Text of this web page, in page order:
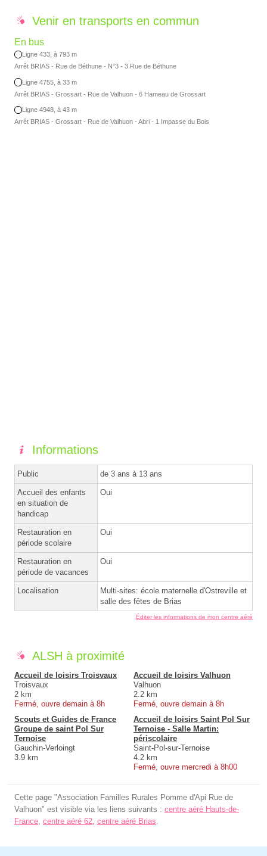
Venir en transports en commun
En bus
Ligne 433, à 793 m
Arrêt BRIAS - Rue de Béthune - N°3 - 3 Rue de Béthune
Ligne 4755, à 33 m
Arrêt BRIAS - Grossart - Rue de Valhuon - 6 Hameau de Grossart
Ligne 4948, à 43 m
Arrêt BRIAS - Grossart - Rue de Valhuon - Abri - 1 Impasse du Bois
Informations
Public de 3 ans à 13 ans
Accueil des enfants
en situation de
handicap
Oui
Restauration en
période scolaire
Oui
Restauration en
période de vacances
Oui
Localisation
Multi-sites: école maternelle d'Ostreville et
salle des fêtes de Brias
Éditer les informations de mon centre aéré
ALSH à proximité
Accueil de loisirs Troisvaux
Troisvaux
2 km
Fermé, ouvre demain à 8h
Accueil de loisirs Valhuon
Valhuon
2.2 km
Fermé, ouvre demain à 8h
Scouts et Guides de France
Groupe de saint Pol Sur
Ternoise
Gauchin-Verloingt
3.9 km
Accueil de loisirs Saint Pol Sur
Ternoise - Salle Martin:
périscolaire
Saint-Pol-sur-Ternoise
4.2 km
Fermé, ouvre mercredi à 8h00
Cette page "Association Familles Rurales Pomme d'Api Rue de
Valhuon" est visible via les liens suivants : centre aéré Hauts-de-
France, centre aéré 62, centre aéré Brias.